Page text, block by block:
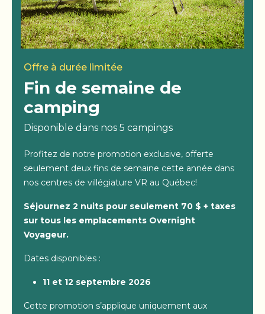
Offre à durée limitée
Fin de semaine de
camping
Disponible dans nos 5 campings
Profitez de notre promotion exclusive, offerte
seulement deux fins de semaine cette année dans
nos centres de villégiature VR au Québec!
Séjournez 2 nuits pour seulement 70 $ + taxes
sur tous les emplacements Overnight
Voyageur.
Dates disponibles :
11 et 12 septembre 2026
Cette promotion s’applique uniquement aux